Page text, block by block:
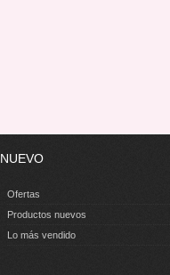
NUEVO
Ofertas
Productos nuevos
Lo más vendido